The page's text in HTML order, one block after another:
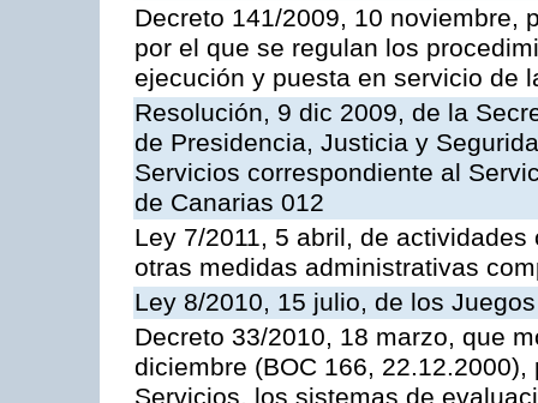
Decreto 141/2009, 10 noviembre,
por el que se regulan los
ejecución y puesta en servicio de
Resolución, 9 dic 2009, de la
de Presidencia, Justicia y
Servicios correspondiente al
de Canarias 012
Ley 7/2011, 5 abril, de
otras medidas administrativas
Ley 8/2010, 15 julio, de los
Decreto 33/2010, 18 marzo, que
diciembre (BOC 166,